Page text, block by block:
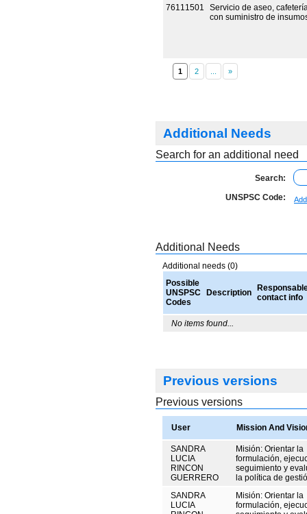
76111501
Servicio de aseo,
con suministro de
1
Additional Needs
Search for an additional need
Search:
UNSPSC Code:
Additional Needs
Additional needs (0)
Possible
UNSPSC
Codes
Description contact info
No items found...
Previous versions
Previous versions
User Mission And
SANDRA
LUCIA
RINCON
GUERRERO
Misión: Orientar la
formulación,
seguimiento y
la política de
SANDRA
LUCIA
Misión: Orientar la
formulación,